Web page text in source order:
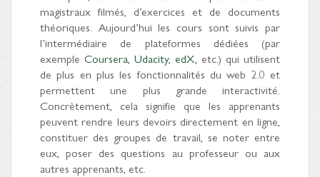
magistraux filmés, d’exercices et de documents
théoriques. Aujourd’hui les cours sont suivis par
l’intermédiaire de plateformes dédiées (par
exemple Coursera, Udacity, edX, etc.) qui utilisent
de plus en plus les fonctionnalités du web 2.0 et
permettent une plus grande interactivité.
Concrètement, cela signifie que les apprenants
peuvent rendre leurs devoirs directement en ligne,
constituer des groupes de travail, se noter entre
eux, poser des questions au professeur ou aux
autres apprenants, etc.